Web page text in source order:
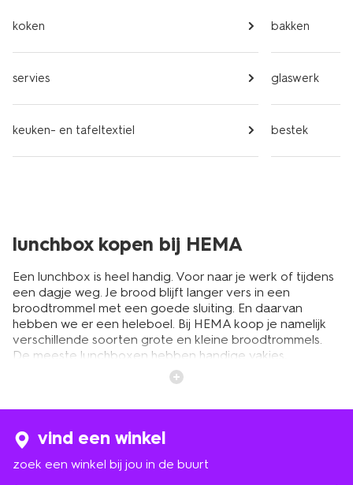
koken
servies
keuken- en tafeltextiel
bakken
glaswerk
bestek
lunchbox kopen bij HEMA
Een lunchbox is heel handig. Voor naar je werk of tijdens
een dagje weg. Je brood blijft langer vers in een
broodtrommel met een goede sluiting. En daarvan
hebben we er een heleboel. Bij HEMA koop je namelijk
verschillende soorten grote en kleine broodtrommels.
De meeste lunchboxen hebben handige vakjes,
waardoor je er niet alleen brood in kunt doen, maar
bijvoorbeeld ook gesneden groente en fruit. Zo kun je
broodtrommels met vakjes
vind een winkel
zoek een winkel bij jou in de buurt